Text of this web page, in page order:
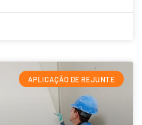
APLICAÇÃO DE REJUNTE